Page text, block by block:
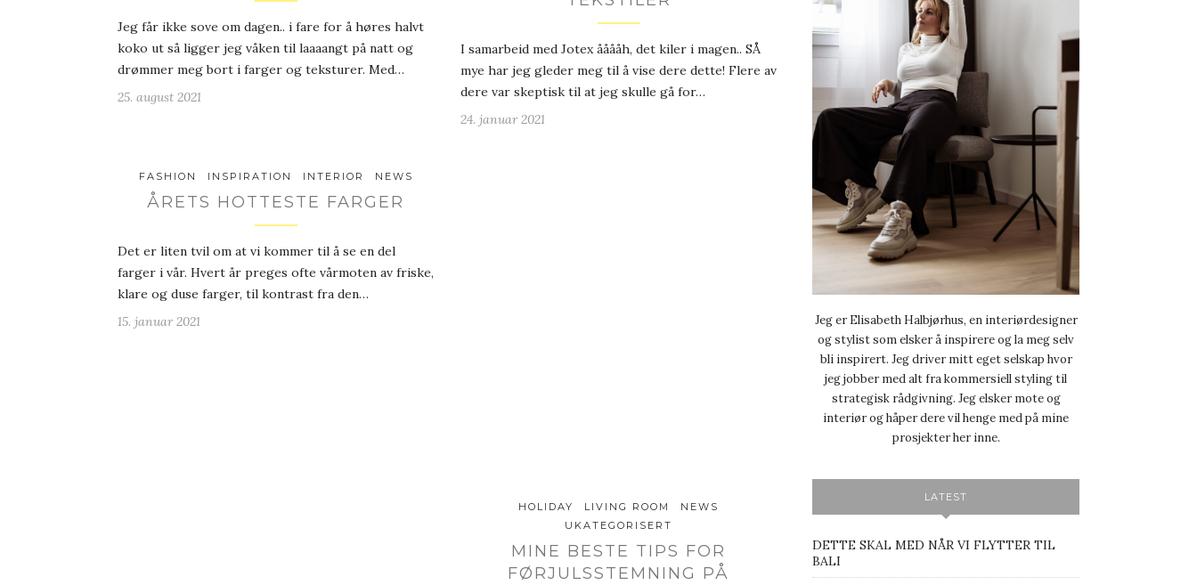
Jeg får ikke sove om dagen.. i fare for å høres halvt
koko ut så ligger jeg våken til laaaangt på natt og
drømmer meg bort i farger og teksturer. Med…
25. august 2021
I samarbeid med Jotex ååååh, det kiler i magen.. SÅ
mye har jeg gleder meg til å vise dere dette! Flere av
dere var skeptisk til at jeg skulle gå for…
24. januar 2021
FASHION INSPIRATION INTERIOR NEWS
ÅRETS HOTTESTE FARGER
Det er liten tvil om at vi kommer til å se en del
farger i vår. Hvert år preges ofte vårmoten av friske,
klare og duse farger, til kontrast fra den…
15. januar 2021
HOLIDAY LIVING ROOM
NEWS
UKATEGORISERT
MINE BESTE TIPS FOR
FØRJULSSTEMNING PÅ
Jeg er Elisabeth Halbjørhus, en interiørdesigner
og stylist som elsker å inspirere og la meg selv
bli inspirert. Jeg driver mitt eget selskap hvor
jeg jobber med alt fra kommersiell styling til
strategisk rådgivning. Jeg elsker mote og
interiør og håper dere vil henge med på mine
prosjekter her inne.
LATEST
DETTE SKAL MED NÅR VI FLYTTER TIL
BALI